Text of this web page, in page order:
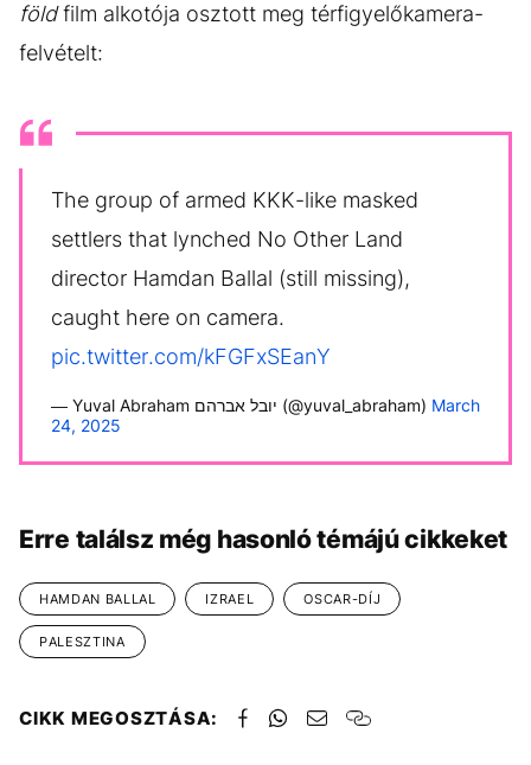
földfilm alkotója osztott meg térfigyelőkamera-
felvételt:
The group of armed KKK-like masked
settlers that lynched No Other Land
director Hamdan Ballal (still missing),
caught here on camera.
pic.twitter.com/kFGFxSEanY
— Yuval Abraham יובל אברהם (@yuval_abraham) March
24, 2025
Erre találsz még hasonló témájú cikkeket
HAMDAN BALLAL IZRAEL OSCAR-DÍJ
PALESZTINA
CIKK MEGOSZTÁSA: